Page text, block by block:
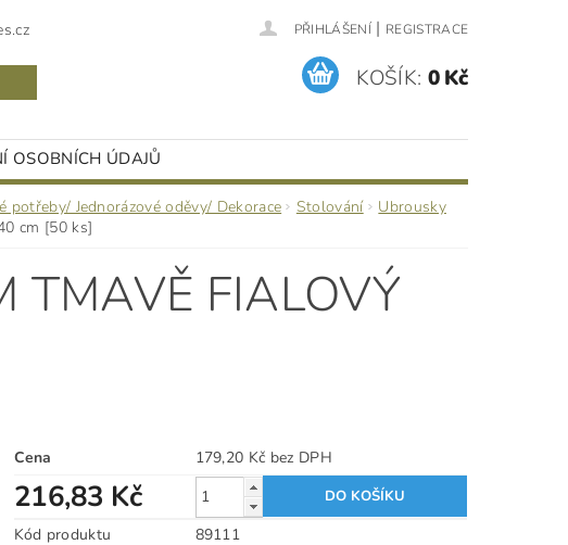
PŘIHLÁŠENÍ | REGISTRACE
KOŠÍK: 0 Kč
OSOBNÍCH ÚDAJŮ
Jednorázové oděvy/ Dekorace Stolování
Ubrousky
cm [50 ks]
TMAVĚ FIALOVÝ
Cena 179,20 Kč bez DPH
216,83 Kč
Kód produktu
89111